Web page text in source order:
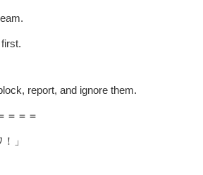
report, and ignore them.
＝＝＝
」